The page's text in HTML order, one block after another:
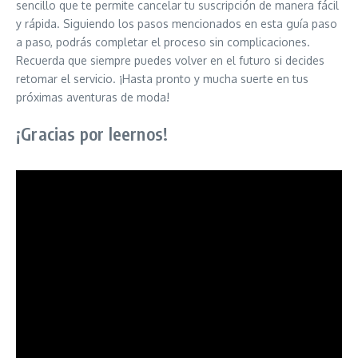
sencillo que te permite cancelar tu suscripción de manera fácil
y rápida. Siguiendo los pasos mencionados en esta guía paso
a paso, podrás completar el proceso sin complicaciones.
Recuerda que siempre puedes volver en el futuro si decides
retomar el servicio. ¡Hasta pronto y mucha suerte en tus
próximas aventuras de moda!
¡Gracias por leernos!